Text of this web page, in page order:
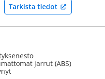
Tarkista tiedot
jarrut (ABS)